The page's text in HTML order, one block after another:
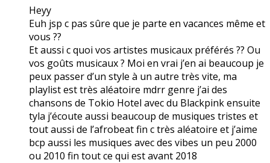
Heyy
Euh jsp c pas sûre que je parte en vacances même et
vous ??
Et aussi c quoi vos artistes musicaux préférés ?? Ou
vos goûts musicaux ? Moi en vrai j’en ai beaucoup je
peux passer d’un style à un autre très vite, ma
playlist est très aléatoire mdrr genre j’ai des
chansons de Tokio Hotel avec du Blackpink ensuite
tyla j’écoute aussi beaucoup de musiques tristes et
tout aussi de l’afrobeat fin c très aléatoire et j’aime
bcp aussi les musiques avec des vibes un peu 2000
ou 2010 fin tout ce qui est avant 2018